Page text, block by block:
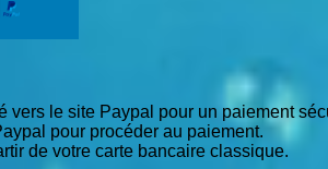
vers le site Paypal pour un paiement
pour procéder au paiement.
de votre carte bancaire classique.